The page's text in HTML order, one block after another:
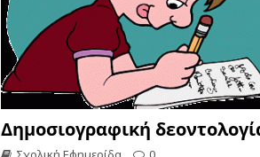
Δημοσιογραφική